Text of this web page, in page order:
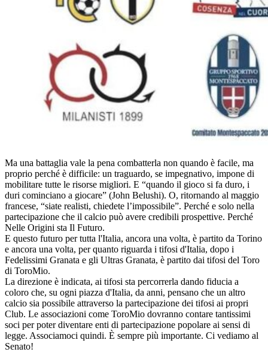
Ma una battaglia vale la pena combatterla non quando è facile, ma
proprio perché è difficile: un traguardo, se impegnativo, impone di
mobilitare tutte le risorse migliori. E “quando il gioco si fa duro, i
duri cominciano a giocare” (John Belushi). O, ritornando al maggio
francese, “siate realisti, chiedete l’impossibile”. Perché e solo nella
partecipazione che il calcio può avere credibili prospettive. Perché
Nelle Origini sta Il Futuro.
E questo futuro per tutta l'Italia, ancora una volta, è partito da Torino
e ancora una volta, per quanto riguarda i tifosi d'Italia, dopo i
Fedelissimi Granata e gli Ultras Granata, è partito dai tifosi del Toro
di ToroMio.
La direzione è indicata, ai tifosi sta percorrerla dando fiducia a
coloro che, su ogni piazza d'Italia, da anni, pensano che un altro
calcio sia possibile attraverso la partecipazione dei tifosi ai propri
Club. Le associazioni come ToroMio dovranno contare tantissimi
soci per poter diventare enti di partecipazione popolare ai sensi di
legge. Associamoci quindi. È sempre più importante. Ci vediamo al
Senato!